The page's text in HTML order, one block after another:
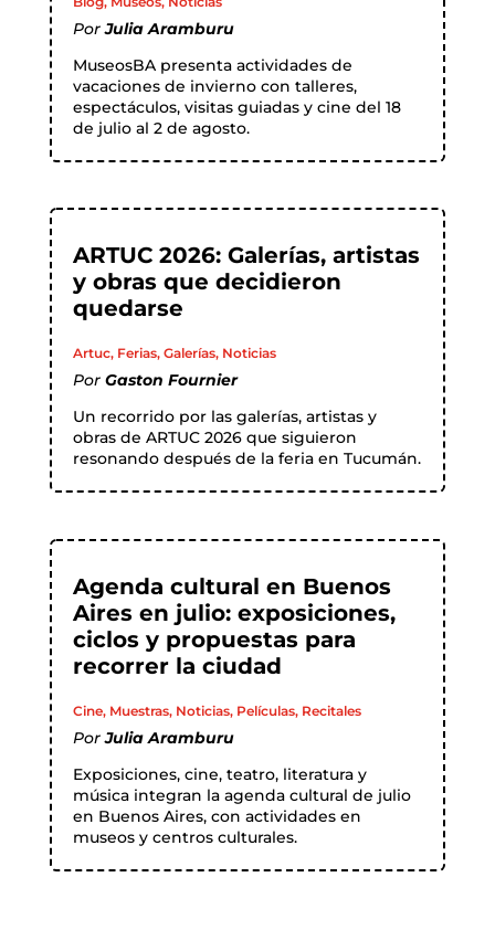
PorJulia Aramburu
MuseosBA presenta actividades de
vacaciones de invierno con talleres,
espectáculos, visitas guiadas y cine del 18
de julio al 2 de agosto.
ARTUC 2026: Galerías, artistas
y obras que decidieron
quedarse
Artuc, Ferias, Galerías, Noticias
Por Gaston Fournier
Un recorrido por las galerías, artistas y
obras de ARTUC 2026 que siguieron
resonando después de la feria en Tucumán.
Agenda cultural en Buenos
Aires en julio: exposiciones,
ciclos y propuestas para
recorrer la ciudad
Cine, Muestras, Noticias, Películas, Recitales
PorJulia Aramburu
Exposiciones, cine, teatro, literatura y
música integran la agenda cultural de julio
en Buenos Aires, con actividades en
museos y centros culturales.